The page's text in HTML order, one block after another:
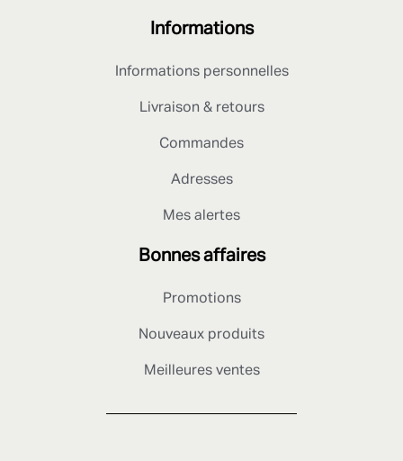
Informations
Informations personnelles
Livraison & retours
Commandes
Adresses
Mes alertes
Bonnes affaires
Promotions
Nouveaux produits
Meilleures ventes